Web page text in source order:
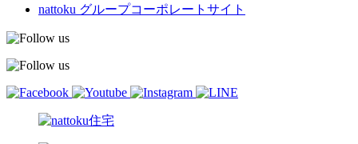
nattoku グループコーポレートサイト